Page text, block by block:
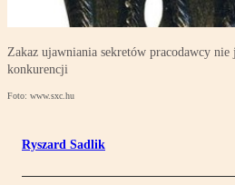
Zakaz ujawniania sekretów pracodawcy nie
konkurencji
Foto: www.sxc.hu
Ryszard Sadlik